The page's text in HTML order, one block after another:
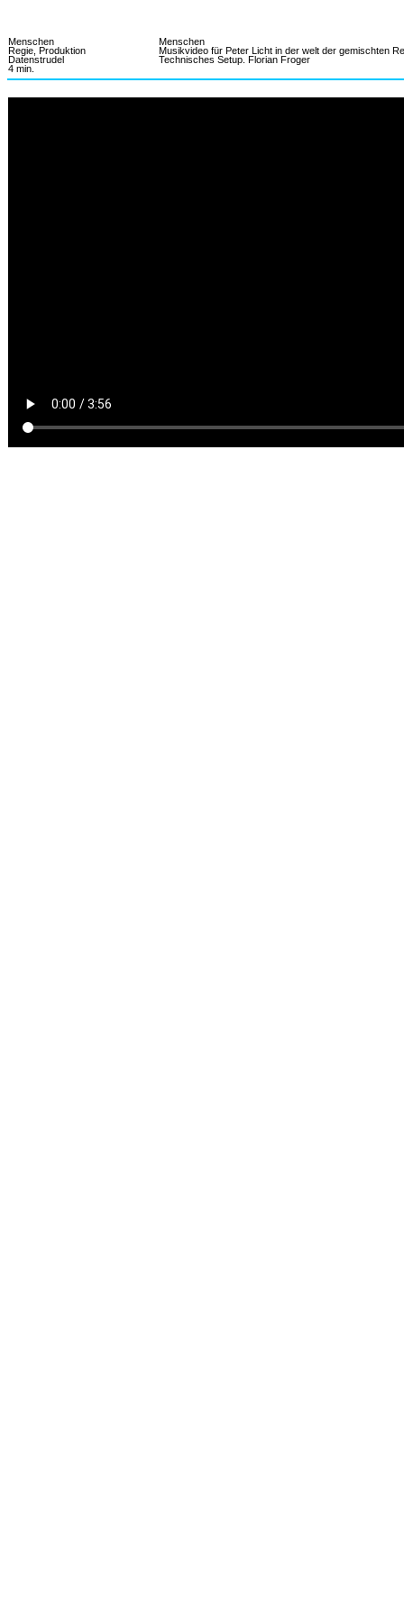
Menschen
Regie, Produktion
Datenstrudel
4 min.
Menschen
Musikvideo für Peter Licht in der welt der gemischten
Technisches Setup. Florian Froger